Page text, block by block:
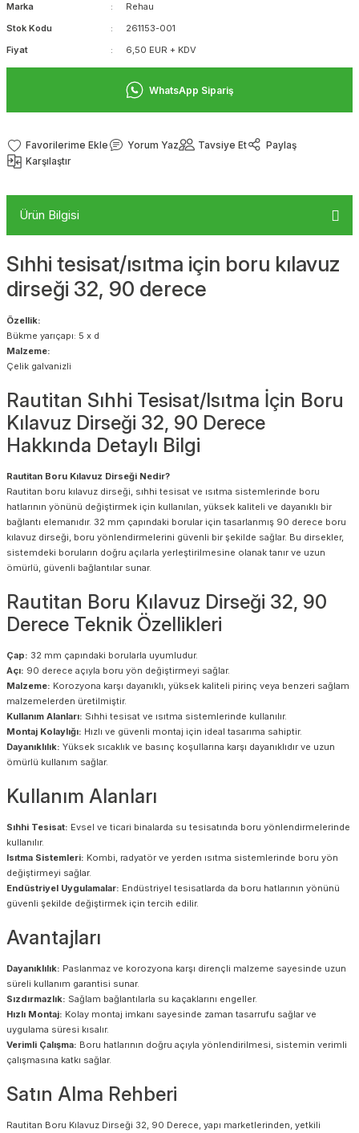
Marka
Rehau
Stok Kodu
261153-001
Fiyat
6,50 EUR + KDV
WhatsApp Sipariş
Yorum Yaz Tavsiye Et
Paylaş
Karşılaştır
Ürün Bilgisi
Sıhhi tesisat/ısıtma için boru kılavuz
dirseği 32, 90 derece
Özellik:
Bükme yarıçapı: 5 x d
Malzeme:
Çelik galvanizli
Rautitan Sıhhi Tesisat/Isıtma İçin Boru
Kılavuz Dirseği 32, 90 Derece
Hakkında Detaylı Bilgi
Rautitan Boru Kılavuz Dirseği Nedir?
Rautitan boru kılavuz dirseği, sıhhi tesisat ve ısıtma sistemlerinde boru
hatlarının yönünü değiştirmek için kullanılan, yüksek kaliteli ve dayanıklı bir
bağlantı elemanıdır. 32 mm çapındaki borular için tasarlanmış 90 derece boru
kılavuz dirseği, boru yönlendirmelerini güvenli bir şekilde sağlar. Bu dirsekler,
sistemdeki boruların doğru açılarla yerleştirilmesine olanak tanır ve uzun
ömürlü, güvenli bağlantılar sunar.
Rautitan Boru Kılavuz Dirseği 32, 90
Derece Teknik Özellikleri
Çap: 32 mm çapındaki borularla uyumludur.
Açı: 90 derece açıyla boru yön değiştirmeyi sağlar.
Malzeme: Korozyona karşı dayanıklı, yüksek kaliteli pirinç veya benzeri sağlam
malzemelerden üretilmiştir.
Kullanım Alanları: Sıhhi tesisat ve ısıtma sistemlerinde kullanılır.
Montaj Kolaylığı: Hızlı ve güvenli montaj için ideal tasarıma sahiptir.
Dayanıklılık: Yüksek sıcaklık ve basınç koşullarına karşı dayanıklıdır ve uzun
ömürlü kullanım sağlar.
Kullanım Alanları
Sıhhi Tesisat: Evsel ve ticari binalarda su tesisatında boru yönlendirmelerinde
kullanılır.
Isıtma Sistemleri: Kombi, radyatör ve yerden ısıtma sistemlerinde boru yön
değiştirmeyi sağlar.
Endüstriyel Uygulamalar: Endüstriyel tesisatlarda da boru hatlarının yönünü
güvenli şekilde değiştirmek için tercih edilir.
Avantajları
Dayanıklılık: Paslanmaz ve korozyona karşı dirençli malzeme sayesinde uzun
süreli kullanım garantisi sunar.
Sızdırmazlık: Sağlam bağlantılarla su kaçaklarını engeller.
Hızlı Montaj: Kolay montaj imkanı sayesinde zaman tasarrufu sağlar ve
uygulama süresi kısalır.
Verimli Çalışma: Boru hatlarının doğru açıyla yönlendirilmesi, sistemin verimli
çalışmasına katkı sağlar.
Satın Alma Rehberi
Rautitan Boru Kılavuz Dirseği 32, 90 Derece, yapı marketlerinden, yetkili